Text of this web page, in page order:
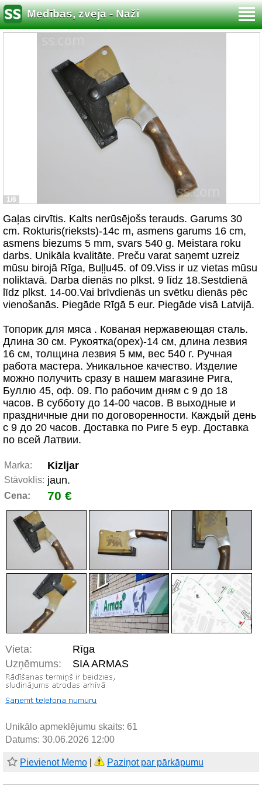
Medības, zveja - Naži
1/6
Gaļas cirvītis. Kalts nerūsējošs terauds. Garums 30
cm. Rokturis(rieksts)-14c m, asmens garums 16 cm,
asmens biezums 5 mm, svars 540 g. Meistara roku
darbs. Unikāla kvalitāte. Preču varat saņemt uzreiz
mūsu birojā Rīga, Buļļu45. of 09.Viss ir uz vietas mūsu
noliktavā. Darba dienās no plkst. 9 līdz 18.Sestdienā
līdz plkst. 14-00.Vai brīvdienās un svētku dienās pēc
vienošanās. Piegāde Rīgā 5 eur. Piegāde visā Latvijā.
Топорик для мяса . Кованая нержавеющая сталь.
Длина 30 см. Рукоятка(орех)-14 см, длина лезвия
16 см, толщина лезвия 5 мм, вес 540 г. Ручная
работа мастера. Уникальное качество. Изделие
можно получить сразу в нашем магазине Рига,
Буллю 45, оф. 09. По рабочим дням с 9 до 18
часов. В субботу до 14-00 часов. В выходные и
праздничные дни по договоренности. Каждый день
с 9 до 20 часов. Доставка по Риге 5 еур. Доставка
по всей Латвии.
Marka: Kizljar
Stāvoklis: jaun.
Cena: 70 €
Vieta:
Rīga
Uzņēmums:
SIA ARMAS
Unikālo apmeklējumu skaits: 61
Datums: 30.06.2026 12:00
Pievienot Memo Paziņot par pārkāpumu